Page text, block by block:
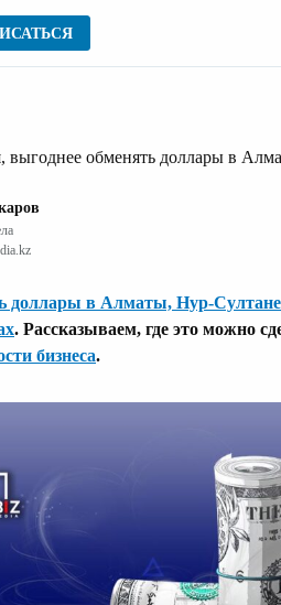
Финансовые новости
выгоднее обменять доллары в
доллары в Алматы, Нур-
. Рассказываем, где это можно
бизнеса.